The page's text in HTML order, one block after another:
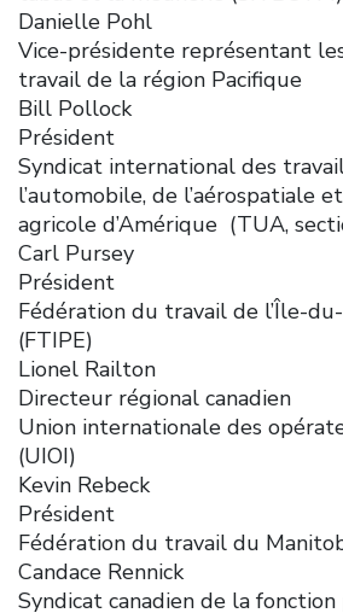
Danielle Pohl
Vice-présidente représentant
travail de la région Pacifique
Bill Pollock
Président
Syndicat international des
l’automobile, de l’aérospatiale
agricole d’Amérique (TUA,
Carl Pursey
Président
Fédération du travail de l’Île-
(FTIPE)
Lionel Railton
Directeur régional canadien
Union internationale des
(UIOI)
Kevin Rebeck
Président
Fédération du travail du
Candace Rennick
Syndicat canadien de la